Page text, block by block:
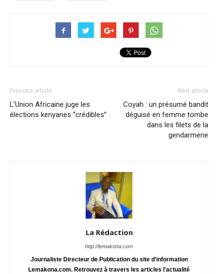
Previous article
L’Union Africaine juge les
élections kenyanes ‘’crédibles’’
Next article
Coyah : un présumé bandit
déguisé en femme tombe
dans les filets de la
gendarmerie
La Rédaction
http://lemakona.com
Journaliste Directeur de Publication du site d'information
Lemakona.com. Retrouvez à travers les articles l'actualité